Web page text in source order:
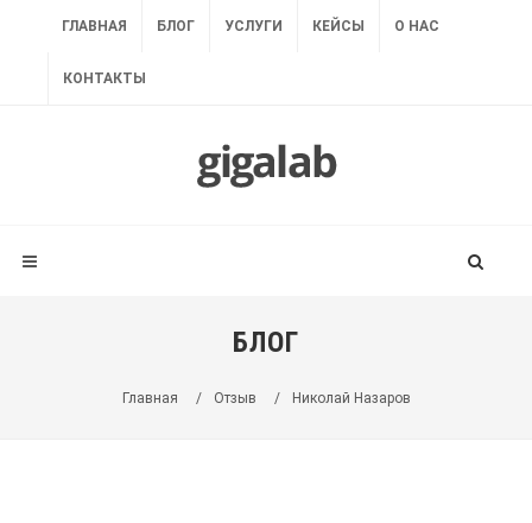
ГЛАВНАЯ БЛОГ УСЛУГИ КЕЙСЫ О НАС
КОНТАКТЫ
БЛОГ
Главная / Отзыв / Николай Назаров